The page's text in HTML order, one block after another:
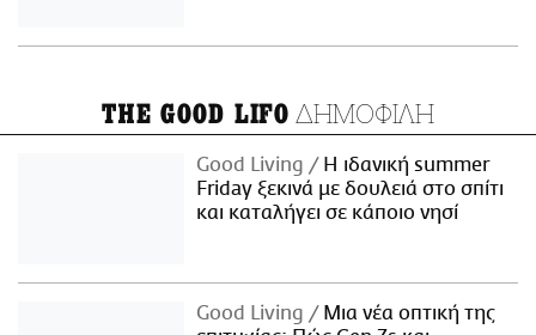
THE GOOD LIFO ΔΗΜΟΦΙΛΗ
Good Living
Η ιδανική summer
Friday ξεκινά με δουλειά στο σπίτι
και καταλήγει σε κάποιο νησί
Good Living
Μια νέα οπτική της